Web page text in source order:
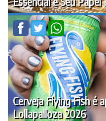
Cerveja Flying Fish é
Lollapalloza 2026